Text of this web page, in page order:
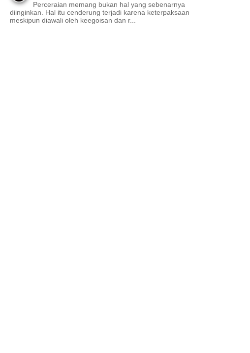
Perceraian memang bukan hal yang sebenarnya
diinginkan. Hal itu cenderung terjadi karena keterpaksaan
meskipun diawali oleh keegoisan dan r...